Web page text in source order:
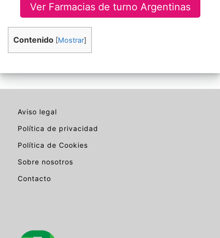
Ver Farmacias de turno Argentinas
Contenido [Mostrar]
Aviso legal
Política de privacidad
Política de Cookies
Sobre nosotros
Contacto